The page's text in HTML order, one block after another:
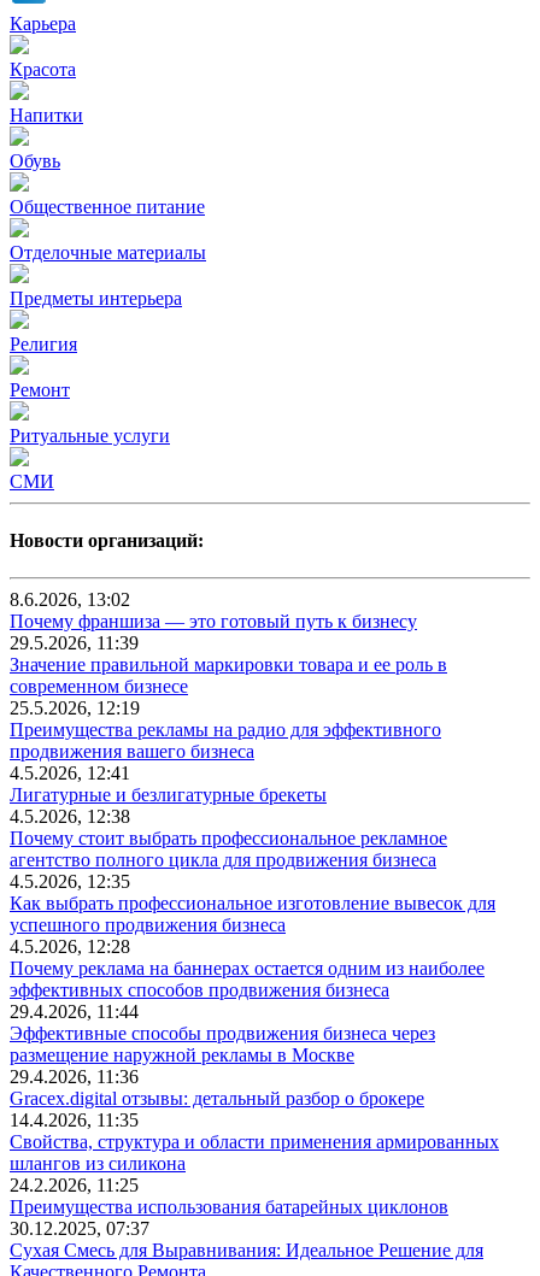
Карьера
Красота
Напитки
Обувь
Общественное питание
Отделочные материалы
Предметы интерьера
Религия
Ремонт
Ритуальные услуги
СМИ
Новости организаций:
8.6.2026, 13:02
Почему франшиза — это готовый путь к бизнесу
29.5.2026, 11:39
Значение правильной маркировки товара и ее роль в
современном бизнесе
25.5.2026, 12:19
Преимущества рекламы на радио для эффективного
продвижения вашего бизнеса
4.5.2026, 12:41
Лигатурные и безлигатурные брекеты
4.5.2026, 12:38
Почему стоит выбрать профессиональное рекламное
агентство полного цикла для продвижения бизнеса
4.5.2026, 12:35
Как выбрать профессиональное изготовление вывесок для
успешного продвижения бизнеса
4.5.2026, 12:28
Почему реклама на баннерах остается одним из наиболее
эффективных способов продвижения бизнеса
29.4.2026, 11:44
Эффективные способы продвижения бизнеса через
размещение наружной рекламы в Москве
29.4.2026, 11:36
Gracex.digital отзывы: детальный разбор о брокере
14.4.2026, 11:35
Свойства, структура и области применения армированных
шлангов из силикона
24.2.2026, 11:25
Преимущества использования батарейных циклонов
30.12.2025, 07:37
Сухая Смесь для Выравнивания: Идеальное Решение для